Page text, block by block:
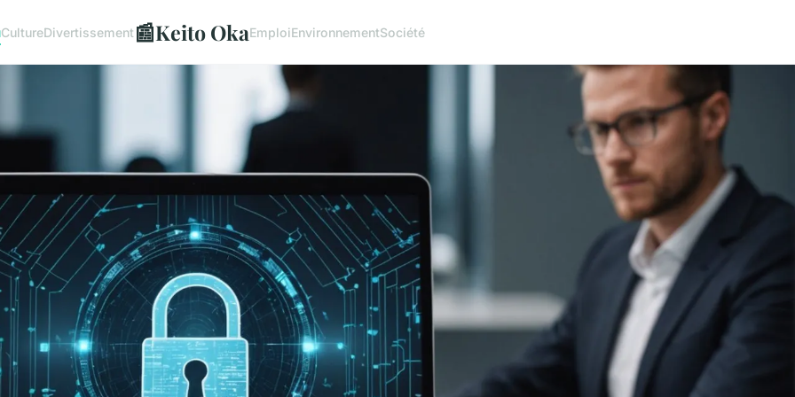
CultureDivertissement📰Keito OkaEmploiEnvironnementSociété